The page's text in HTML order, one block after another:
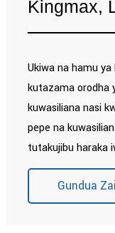
Kingmax,
Ukiwa na hamu
kutazama orodha
kuwasiliana nasi
pepe na
tutakujibu haraka
Gundua